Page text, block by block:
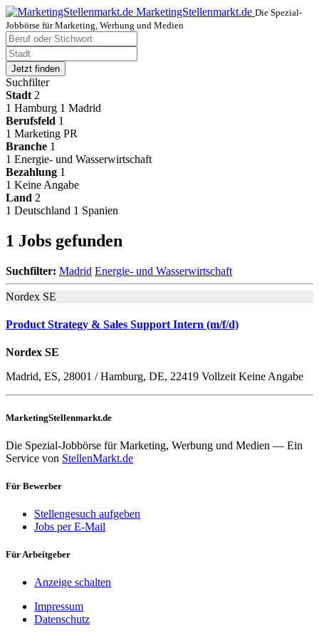
MarketingStellenmarkt.de Die Spezial-
Jobbörse für Marketing, Werbung und Medien
Jetzt finden
Suchfilter
Stadt 2
1 Hamburg 1 Madrid
Berufsfeld 1
1 Marketing PR
Branche 1
1 Energie- und Wasserwirtschaft
Bezahlung 1
1 Keine Angabe
Land 2
1 Deutschland 1 Spanien
1 Jobs gefunden
Suchfilter: Madrid Energie- und Wasserwirtschaft
Nordex SE
Product Strategy & Sales Support Intern (m/f/d)
Nordex SE
Madrid, ES, 28001 / Hamburg, DE, 22419 Vollzeit Keine Angabe
MarketingStellenmarkt.de
Die Spezial-Jobbörse für Marketing, Werbung und Medien — Ein
Service von StellenMarkt.de
Für Bewerber
Stellengesuch aufgeben
Jobs per E-Mail
Für Arbeitgeber
Anzeige schalten
Impressum
Datenschutz